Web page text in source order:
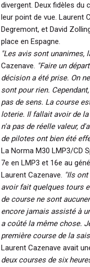
divergent. Deux fidèles du
leur point de vue. Laurent
Degremont, et David
place en Espagne.
"Les avis sont unanimes,
Cazenave. "Faire un
décision a été prise. On
sont pour rien.
pas de sens. La course
loterie. Il fallait avoir de
n'a pas de réelle valeur,
de pilotes ont bien été
La Norma M30 LMP3/CD
7e en LMP3 et 16e au
Laurent Cazenave. "Ils
avoir fait quelques tours
de course ne sont
encore jamais assisté à
a coûté la même chose.
première course de la
Laurent Cazenave avait
deux courses de six